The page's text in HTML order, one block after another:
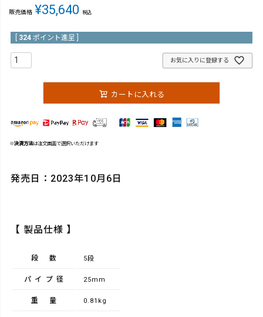
販売価格 ¥35,640 税込
324 ポイント進呈 ]
お気に入りに登録する
カートに入れる
※決済方法は注文画面で選択いただけます
発売日：2023年10月6日
【 製品仕様 】
段数 5段
パイプ径 25mm
重量 0.81kg